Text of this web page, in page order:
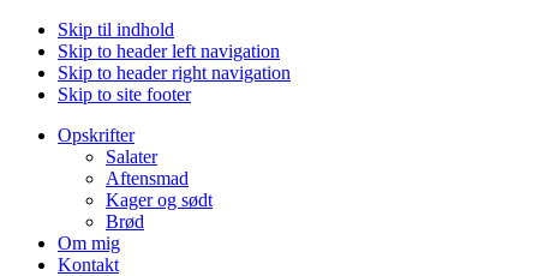
Skip til indhold
Skip to header left navigation
Skip to header right navigation
Skip to site footer
Opskrifter
Salater
Aftensmad
Kager og sødt
Brød
Om mig
Kontakt